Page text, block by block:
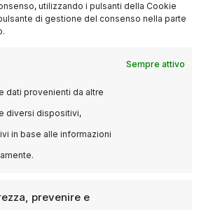
utilizzando i pulsanti della Cookie
di gestione del consenso nella parte
Sempre attivo
dati provenienti da altre
diversi dispositivi,
in base alle informazioni
prevenire e